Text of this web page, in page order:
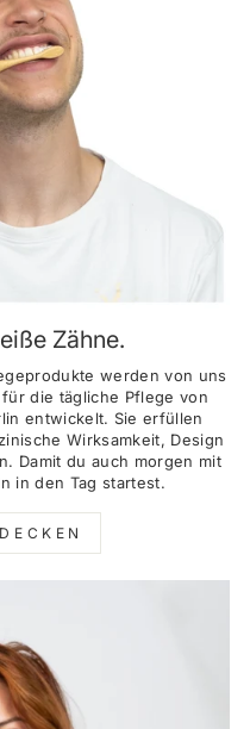
Zähne.
werden von uns
die tägliche Pflege von
entwickelt. Sie erfüllen
Wirksamkeit, Design
Damit du auch morgen mit
in den Tag startest.